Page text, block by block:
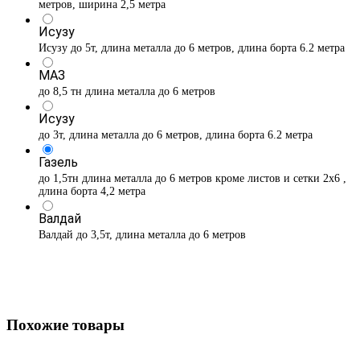
метров, ширина 2,5 метра
Исузу
Исузу до 5т, длина металла до 6 метров, длина борта 6.2 метра
МАЗ
до 8,5 тн длина металла до 6 метров
Исузу
до 3т, длина металла до 6 метров, длина борта 6.2 метра
Газель
до 1,5тн длина металла до 6 метров кроме листов и сетки 2х6 ,
длина борта 4,2 метра
Валдай
Валдай до 3,5т, длина металла до 6 метров
Похожие товары